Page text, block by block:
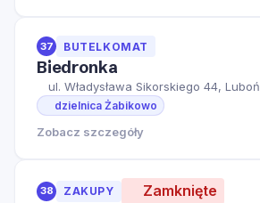
37 BUTELKOMAT
Biedronka
ul. Władysława Sikorskiego 44, Luboń
dzielnica Żabikowo
Zobacz szczegóły
38 ZAKUPY Zamknięte